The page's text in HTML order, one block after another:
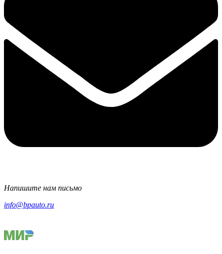
Напишите нам письмо
info@bpauto.ru